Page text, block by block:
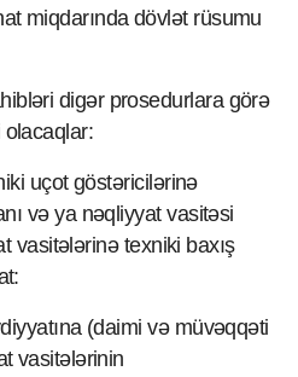
nəqliyyat
miqdarında dövlət rüsumu
digər prosedurlara görə
uçot göstəricilərinə
və ya nəqliyyat vasitəsi
vasitələrinə texniki baxış
(daimi və müvəqqəti
vasitələrinin